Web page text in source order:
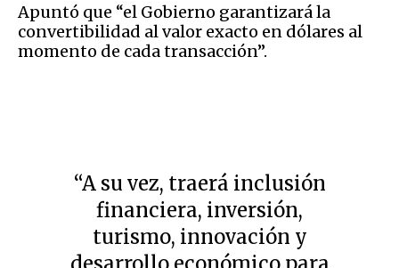
Apuntó que “el Gobierno garantizará la
convertibilidad al valor exacto en dólares al
momento de cada transacción”.
“A su vez, traerá inclusión
financiera, inversión,
turismo, innovación y